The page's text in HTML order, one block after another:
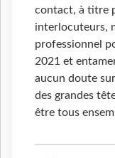
contact, à titre
interlocuteurs,
professionnel
2021 et
aucun doute
des grandes
être tous